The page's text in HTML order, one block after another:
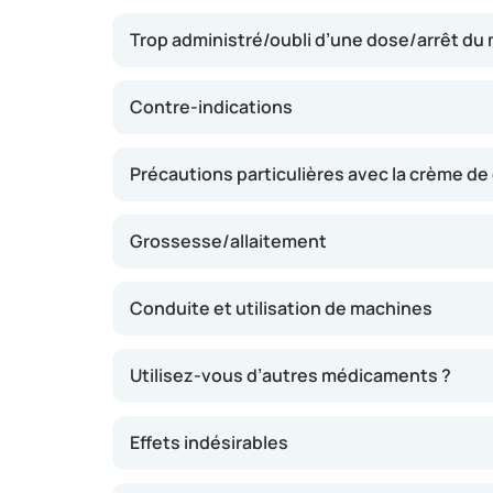
desquamation. La crème doit être appliquée
l’amélioration des symptômes est
Trop administré/oubli d’une dose/arrêt du
Contre-indications
Précautions particulières avec la crème
Grossesse/allaitement
Conduite et utilisation de machines
Utilisez-vous d’autres médicaments ?
Effets indésirables